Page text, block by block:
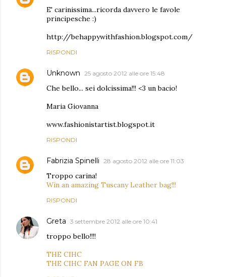
E' carinissima...ricorda davvero le favole
principesche :)
http://behappywithfashion.blogspot.com/
RISPONDI
Unknown 25 agosto 2012 alle ore 15:48
Che bello... sei dolcissima!!! <3 un bacio!
Maria Giovanna
www.fashionistartist.blogspot.it
RISPONDI
Fabrizia Spinelli 28 agosto 2012 alle ore 11:03
Troppo carina!
Win an amazing Tuscany Leather bag!!!
RISPONDI
Greta 3 settembre 2012 alle ore 10:41
troppo bello!!!!
THE CIHC
THE CIHC FAN PAGE ON FB